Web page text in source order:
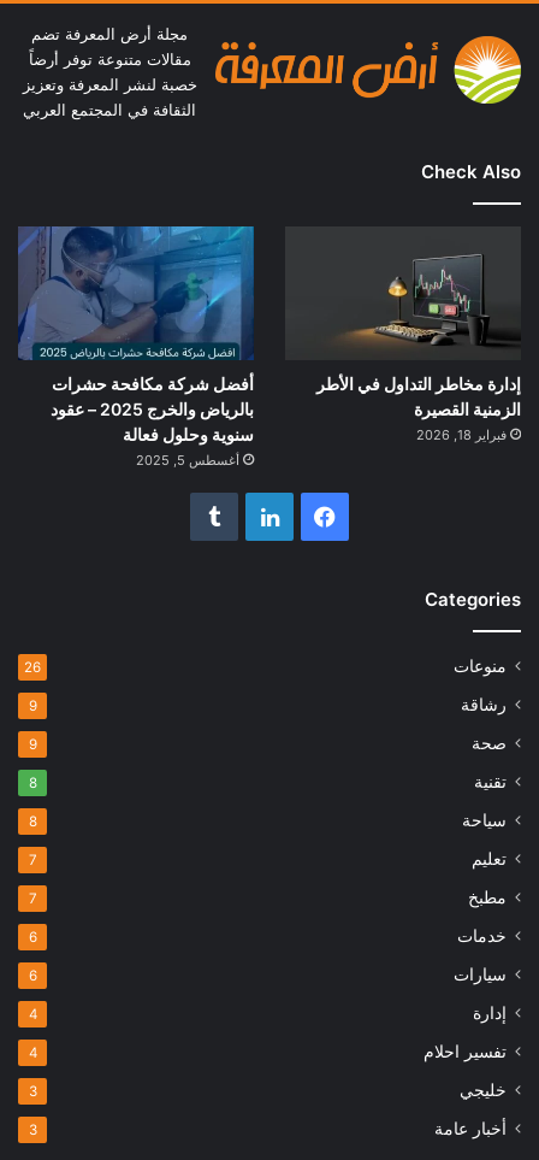
مجلة أرض المعرفة تضم
مقالات متنوعة توفر أرضاً
خصبة لنشر المعرفة وتعزيز
الثقافة في المجتمع العربي
Check Also
إدارة مخاطر التداول في الأطر
الزمنية القصيرة
فبراير 18, 2026
أفضل شركة مكافحة حشرات
بالرياض والخرج 2025 – عقود
سنوية وحلول فعالة
أغسطس 5, 2025
فيسبوكلينكدإن
‏Tumblr
Categories
منوعات 26
رشاقة 9
صحة 9
تقنية 8
سياحة 8
تعليم 7
مطبخ 7
خدمات 6
سيارات 6
إدارة 4
تفسير احلام 4
خليجي 3
أخبار عامة 3